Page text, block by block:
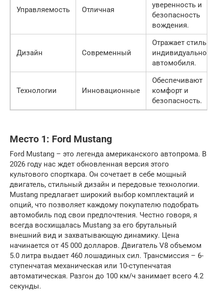
Управляемость Отличная
уверенность и
безопасность
вождения.
Дизайн Современный
Отражает стиль и
автомобиля.
Технологии Инновационные
Обеспечивают
комфорт и
безопасность.
Место 1: Ford Mustang
Ford Mustang – это легенда американского автопрома. В
2026 году нас ждет обновленная версия этого
культового спорткара. Он сочетает в себе мощный
двигатель, стильный дизайн и передовые технологии.
Mustang предлагает широкий выбор комплектаций и
опций, что позволяет каждому покупателю подобрать
автомобиль под свои предпочтения. Честно говоря, я
всегда восхищалась Mustang за его брутальный
внешний вид и захватывающую динамику. Цена
начинается от 45 000 долларов. Двигатель V8 объемом
5.0 литра выдает 460 лошадиных сил. Трансмиссия – 6-
ступенчатая механическая или 10-ступенчатая
автоматическая. Разгон до 100 км/ч занимает всего 4.2
секунды.